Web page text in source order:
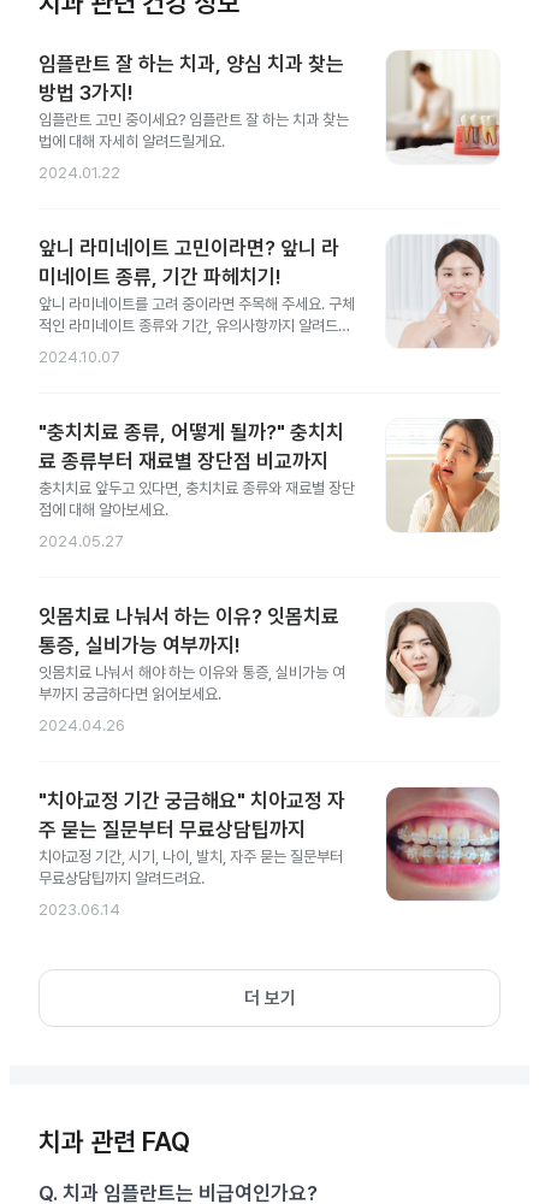
임플란트 잘 하는 치과, 양심 치과 찾는
방법 3가지!
임플란트 고민 중이세요? 임플란트 잘 하는 치과 찾는
법에 대해 자세히 알려드릴게요.
2024.01.22
앞니 라미네이트 고민이라면? 앞니 라
미네이트 종류, 기간 파헤치기!
앞니 라미네이트를 고려 중이라면 주목해 주세요. 구체
적인 라미네이트 종류와 기간, 유의사항까지 알려드릴
게요.
2024.10.07
"충치치료 종류, 어떻게 될까?" 충치치
료 종류부터 재료별 장단점 비교까지
충치치료 앞두고 있다면, 충치치료 종류와 재료별 장단
점에 대해 알아보세요.
2024.05.27
잇몸치료 나눠서 하는 이유? 잇몸치료
통증, 실비가능 여부까지!
잇몸치료 나눠서 해야 하는 이유와 통증, 실비가능 여
부까지 궁금하다면 읽어보세요.
2024.04.26
"치아교정 기간 궁금해요" 치아교정 자
주 묻는 질문부터 무료상담팁까지
치아교정 기간, 시기, 나이, 발치, 자주 묻는 질문부터
무료상담팁까지 알려드려요.
2023.06.14
더 보기
치과 관련 FAQ
Q. 치과 임플란트는 비급여인가요?